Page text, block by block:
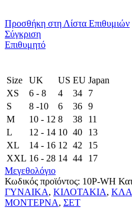
Προσθήκη στη Λίστα Επιθυμιών
Σύγκριση
Επιθυμητό
Size UK US EU Japan
XS
6 - 8 4 34
7
S
8 -10 6 36 9
M
10 - 12 8 38
11
L
12 - 14 10 40
13
XL
14 - 16 12 42
15
XXL 16 - 28 14 44
17
Μεγεθολόγιο
Κωδικός προϊόντος: 10P-WH
ΓΥΝΑΙΚΑ, ΚΙΛΟΤΑΚΙΑ,
ΜΟΝΤΕΡΝΑ, ΣΕΤ